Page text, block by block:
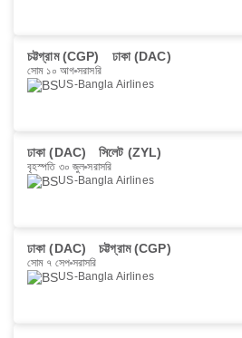
চট্টগ্রাম (CGP) ঢাকা (DAC)
সোম ১০ আগ সরাসরি
US-Bangla Airlines
ঢাকা (DAC) সিলেট (ZYL)
বৃহস্পতি ৩০ জুল সরাসরি
US-Bangla Airlines
ঢাকা (DAC) চট্টগ্রাম (CGP)
সোম ৭ সেপ সরাসরি
US-Bangla Airlines